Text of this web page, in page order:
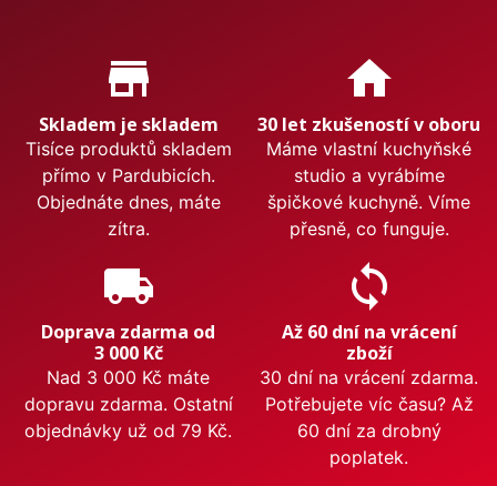
Proč nakupovat u nás?
store_mall_directory
Skladem je skladem
Tisíce produktů skladem
přímo v Pardubicích.
Objednáte dnes, máte
zítra.
home
30 let zkušeností v oboru
Máme vlastní kuchyňské
studio a vyrábíme
špičkové kuchyně. Víme
přesně, co funguje.
local_shipping
Doprava zdarma od
3 000 Kč
Nad 3 000 Kč máte
dopravu zdarma. Ostatní
objednávky už od 79 Kč.
sync
Až 60 dní na vrácení
zboží
30 dní na vrácení zdarma.
Potřebujete víc času? Až
60 dní za drobný
poplatek.